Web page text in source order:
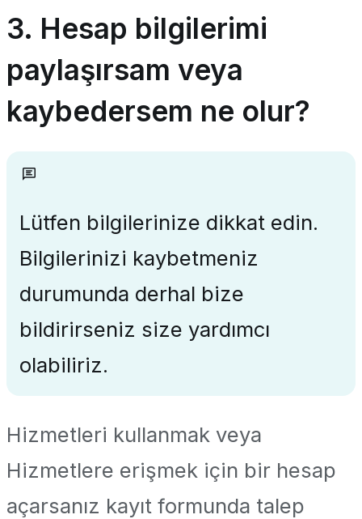
3. Hesap bilgilerimi
paylaşırsam veya
kaybedersem ne olur?
Lütfen bilgilerinize dikkat edin.
Bilgilerinizi kaybetmeniz
durumunda derhal bize
bildirirseniz size yardımcı
olabiliriz.
Hizmetleri kullanmak veya
Hizmetlere erişmek için bir hesap
açarsanız kayıt formunda talep